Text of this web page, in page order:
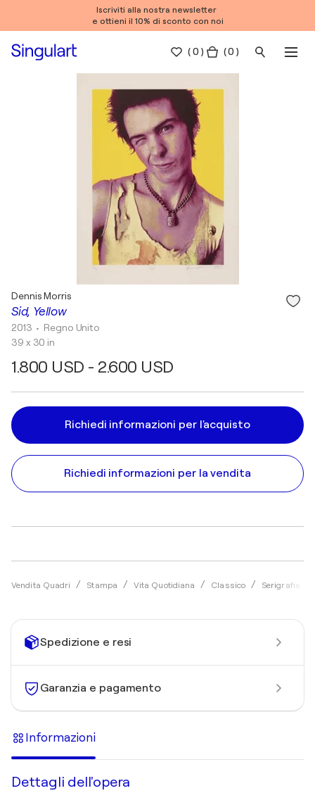
Iscriviti alla nostra newsletter
e ottieni il 10% di sconto con noi
(0 ) ( 0 )
Vendita Quadri Stampa Vita Quotidiana Classico Serigrafia
Sid, Yellow
Dennis Morris
2013 • Regno Unito
39 x 30 in
1.800 USD - 2.600 USD
Richiedi informazioni per l'acquisto
Richiedi informazioni per la vendita
Spedizione e resi
Garanzia e pagamento
Informazioni
Dettagli dell'opera